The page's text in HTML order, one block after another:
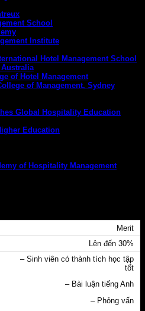
School
Institute
Hotel Management School
of Hotel Management
of Management, Sydney
Global Hospitality Education
Education
of Hospitality Management
Merit
Lên đến 30%
– Sinh viên có thành tích học tập
tốt
– Bài luận tiếng Anh
– Phỏng vấn